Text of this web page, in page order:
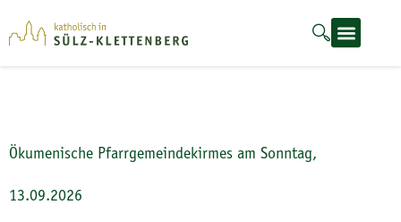
Veranstaltungen
Ökumenische Pfarrgemeindekirmes am Sonntag,
13.09.2026